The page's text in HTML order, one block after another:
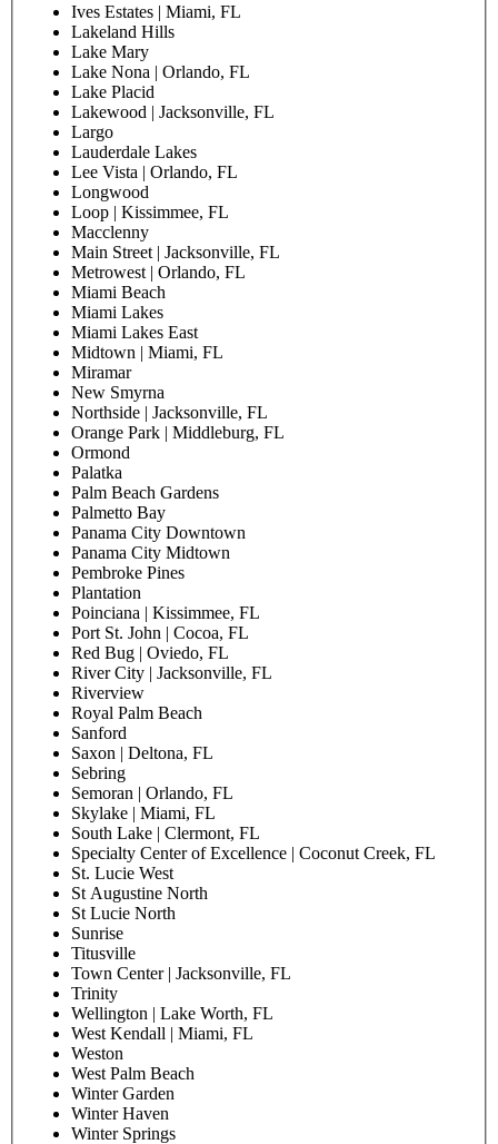
Ives Estates | Miami, FL
Lakeland Hills
Lake Mary
Lake Nona | Orlando, FL
Lake Placid
Lakewood | Jacksonville, FL
Largo
Lauderdale Lakes
Lee Vista | Orlando, FL
Longwood
Loop | Kissimmee, FL
Macclenny
Main Street | Jacksonville, FL
Metrowest | Orlando, FL
Miami Beach
Miami Lakes
Miami Lakes East
Midtown | Miami, FL
Miramar
New Smyrna
Northside | Jacksonville, FL
Orange Park | Middleburg, FL
Ormond
Palatka
Palm Beach Gardens
Palmetto Bay
Panama City Downtown
Panama City Midtown
Pembroke Pines
Plantation
Poinciana | Kissimmee, FL
Port St. John | Cocoa, FL
Red Bug | Oviedo, FL
River City | Jacksonville, FL
Riverview
Royal Palm Beach
Sanford
Saxon | Deltona, FL
Sebring
Semoran | Orlando, FL
Skylake | Miami, FL
South Lake | Clermont, FL
Specialty Center of Excellence | Coconut Creek, FL
St. Lucie West
St Augustine North
St Lucie North
Sunrise
Titusville
Town Center | Jacksonville, FL
Trinity
Wellington | Lake Worth, FL
West Kendall | Miami, FL
Weston
West Palm Beach
Winter Garden
Winter Haven
Winter Springs